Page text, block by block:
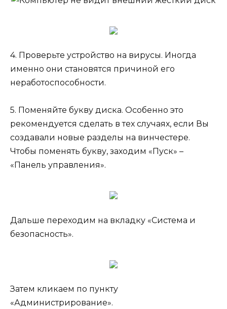
4. Проверьте устройство на вирусы. Иногда
именно они становятся причиной его
неработоспособности.
5. Поменяйте букву диска. Особенно это
рекомендуется сделать в тех случаях, если Вы
создавали новые разделы на винчестере.
Чтобы поменять букву, заходим «Пуск» –
«Панель управления».
Дальше переходим на вкладку «Система и
безопасность».
Затем кликаем по пункту
«Администрирование».